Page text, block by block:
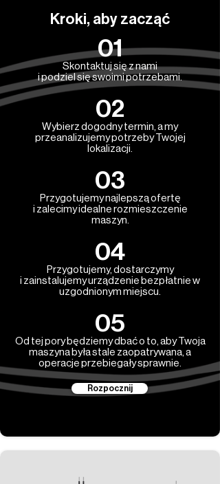
Kroki, aby zacząć
01
Skontaktuj się z nami
i podziel się swoimi potrzebami.
02
Wybierz dogodny termin, a my
przeanalizujemy potrzeby Twojej
lokalizacji.
03
Przygotujemy najlepszą ofertę
i zalecimy idealne rozmieszczenie
maszyn.
04
Przygotujemy, dostarczymy
i zainstalujemy urządzenie bezpłatnie w
uzgodnionym miejscu.
05
Od tej pory będziemy dbać o to, aby Twoja
maszyna była stale zaopatrywana, a
operacje przebiegały sprawnie.
Rozpocznij